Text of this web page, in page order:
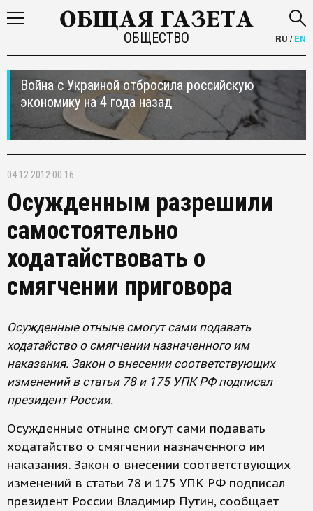
ОБЩЕСТВО RU /EN
Война с Украиной отбросила российскую
экономику на 4 года назад
04.12.2012 00:16
Осужденным разрешили
самостоятельно
ходатайствовать о
смягчении приговора
Осужденные отныне смогут сами подавать
ходатайство о смягчении назначенного им
наказания. Закон о внесении соответствующих
изменений в статьи 78 и 175 УПК РФ подписал
президент России.
Осужденные отныне смогут сами подавать
ходатайство о смягчении назначенного им
наказания. Закон о внесении соответствующих
изменений в статьи 78 и 175 УПК РФ подписал
президент России Владимир Путин, сообщает